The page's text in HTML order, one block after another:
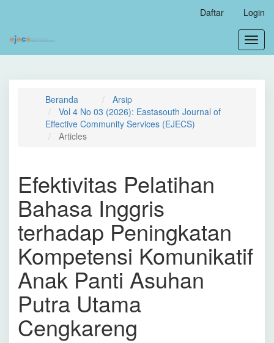
Utama
Bilah
Daftar Login
Beranda
Arsip
Vol 4 No 03 (2026): Eastasouth Journal of
Effective Community Services (EJECS)
Articles
Efektivitas Pelatihan
Bahasa Inggris
terhadap Peningkatan
Kompetensi Komunikatif
Anak Panti Asuhan
Putra Utama
Cengkareng